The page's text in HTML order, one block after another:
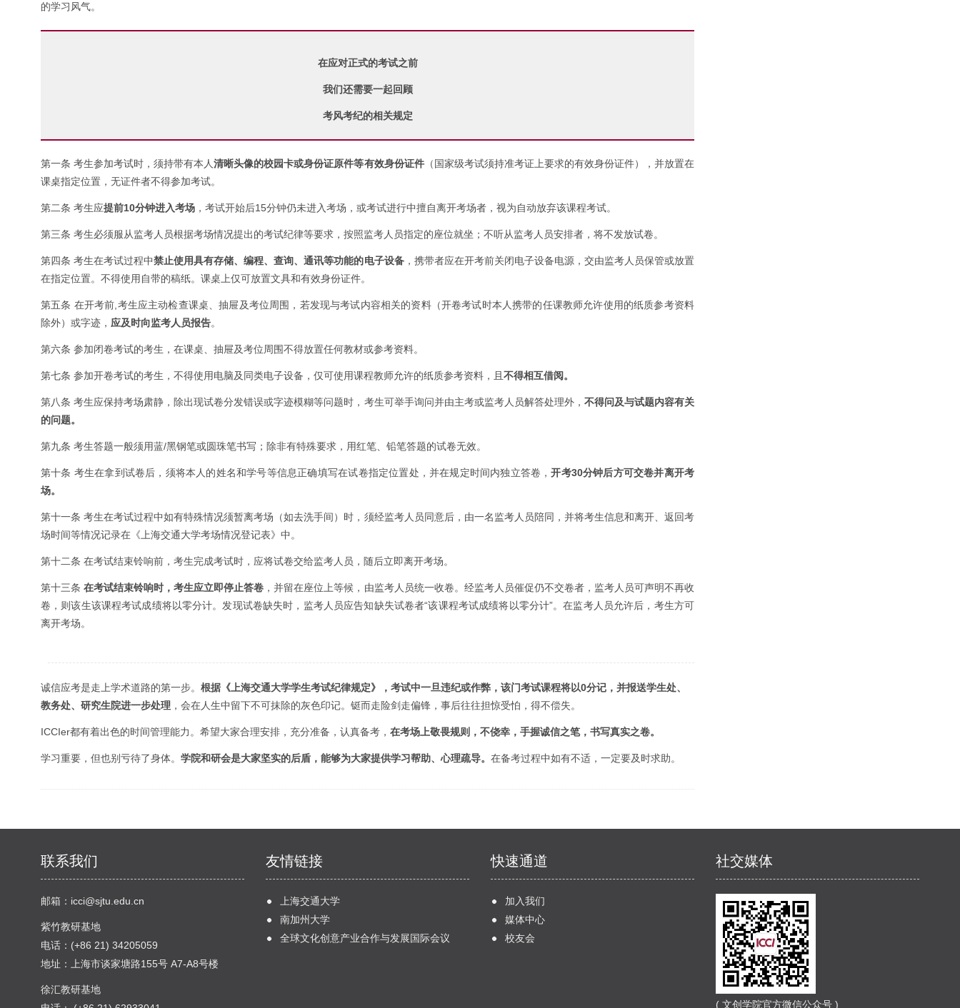
的学习风气。
在应对正式的考试之前
我们还需要一起回顾
考风考纪的相关规定
第一条 考生参加考试时，须持带有本人清晰头像的校园卡或身份证原件等有效身份证件（国家级考试须持准考证上要求的有效身份证件），并放置在
课桌指定位置，无证件者不得参加考试。
第二条 考生应提前10分钟进入考场 ，考试开始后15分钟仍未进入考场，或考试进行中擅自离开考场者，视为自动放弃该课程考试。
第三条 考生必须服从监考人员根据考场情况提出的考试纪律等要求，按照监考人员指定的座位就坐；不听从监考人员安排者，将不发放试卷。
第四条 考生在考试过程中禁止使用具有存储、编程、查询、通讯等功能的电子设备，携带者应在开考前关闭电子设备电源，交由监考人员保管或放置
在指定位置。不得使用自带的稿纸。课桌上仅可放置文具和有效身份证件。
第五条 在开考前,考生应主动检查课桌、抽屉及考位周围，若发现与考试内容相关的资料（开卷考试时本人携带的任课教师允许使用的纸质参考资料
除外）或字迹， 应及时向监考人员报告。
第六条 参加闭卷考试的考生，在课桌、抽屉及考位周围不得放置任何教材或参考资料。
第七条 参加开卷考试的考生，不得使用电脑及同类电子设备，仅可使用课程教师允许的纸质参考资料，且 不得相互借阅。
第八条 考生应保持考场肃静，除出现试卷分发错误或字迹模糊等问题时，考生可举手询问并由主考或监考人员解答处理外， 不得问及与试题内容有关
的问题。
第九条 考生答题一般须用蓝/黑钢笔或圆珠笔书写；除非有特殊要求，用红笔、铅笔答题的试卷无效。
第十条 考生在拿到试卷后，须将本人的姓名和学号等信息正确填写在试卷指定位置处，并在规定时间内独立答卷，开考30分钟后方可交卷并离开考
场。
第十一条 考生在考试过程中如有特殊情况须暂离考场（如去洗手间）时，须经监考人员同意后，由一名监考人员陪同，并将考生信息和离开、返回考
场时间等情况记录在《上海交通大学考场情况登记表》中。
第十二条 在考试结束铃响前，考生完成考试时，应将试卷交给监考人员，随后立即离开考场。
第十三条在考试结束铃响时，考生应立即停止答卷 ，并留在座位上等候，由监考人员统一收卷。经监考人员催促仍不交卷者，监考人员可声明不再收
卷，则该生该课程考试成绩将以零分计。发现试卷缺失时，监考人员应告知缺失试卷者“该课程考试成绩将以零分计”。在监考人员允许后，考生方可
离开考场。
诚信应考是走上学术道路的第一步。 根据《上海交通大学学生考试纪律规定》，考试中一旦违纪或作弊，该门考试课程将以0分记，并报送学生处、
教务处、研究生院进一步处理 ，会在人生中留下不可抹除的灰色印记。铤而走险剑走偏锋，事后往往担惊受怕，得不偿失。
ICCIer都有着出色的时间管理能力。希望大家合理安排，充分准备，认真备考， 在考场上敬畏规则，不侥幸，手握诚信之笔，书写真实之卷。
学习重要，但也别亏待了身体。 学院和研会是大家坚实的后盾，能够为大家提供学习帮助、心理疏导。 在备考过程中如有不适，一定要及时求助。
联系我们
邮箱： icci@sjtu.edu.cn
紫竹教研基地
电话：(+86 21) 34205059
地址：上海市谈家塘路155号 A7-A8号楼
徐汇教研基地
友情链接
上海交通大学
南加州大学
全球文化创意产业合作与发展国际会议
快速通道
加入我们
媒体中心
校友会
社交媒体
( 文创学院官方微信公众号 )